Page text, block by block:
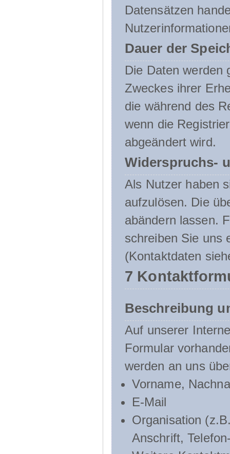
Datensätzen
Dauer der
Die Daten werden
Zweckes ihrer
die während des
wenn die
abgeändert wird.
Widerspruchs-
Als Nutzer haben
aufzulösen. Die
abändern lassen.
schreiben Sie uns
(Kontaktdaten
7
Beschreibung
Auf unserer
Formular
werden an uns
Vorname,
E-Mail
Organisation
Anschrift,